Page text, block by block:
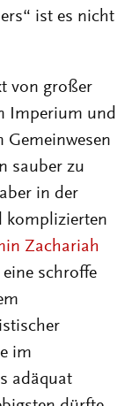
ist es nicht
von großer
Imperium und
Gemeinwesen
sauber zu
in der
komplizierten
Zachariah
schroffe
im
adäquat